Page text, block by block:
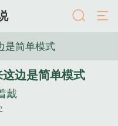
是简单模式
边是简单模式
戴